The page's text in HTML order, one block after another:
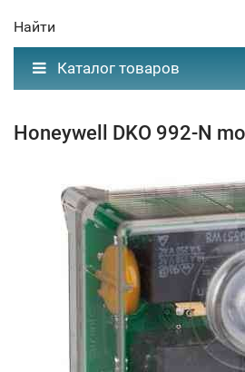
Найти
Каталог товаров
Honeywell DKO 992-N